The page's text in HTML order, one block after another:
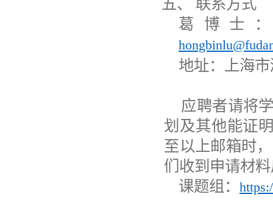
五、 联系方式
葛博士
h
地址：上海
应聘者请将
划及其他能证
至以上邮箱时
们收到申请材
课题组：